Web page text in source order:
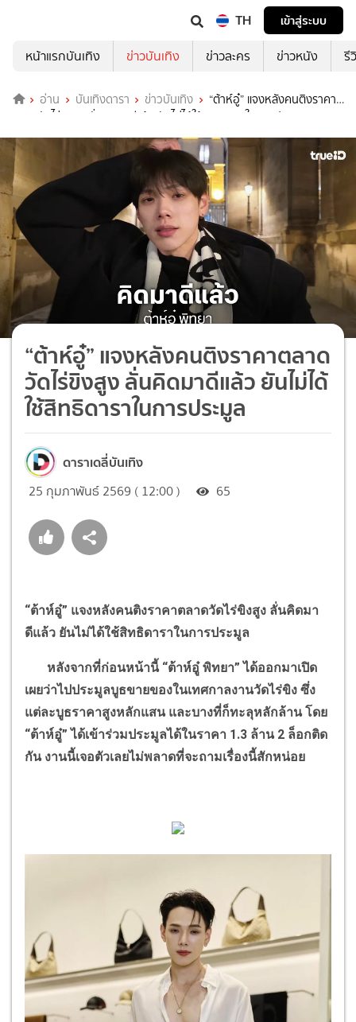
TH
เข้าสู่ระบบ
หน้าแรกบันเทิง
ข่าวบันเทิง ข่าวละคร ข่าวหนัง รี
อ่าน บันเทิงดารา ข่าวบันเทิง
“ต้าห์อู๋” แจงหลังคนติงราคา
ตลาดวัดไร่ขิงสูง ลั่นคิดมาดีแล้ว ยันไม่ได้ใช้สิทธิดาราในการประมูล
“ต้าห์อู๋” แจงหลังคนติงราคาตลาด
วัดไร่ขิงสูง ลั่นคิดมาดีแล้ว ยันไม่ได้
ใช้สิทธิดาราในการประมูล
ดาราเดลี่บันเทิง
25 กุมภาพันธ์ 2569 ( 12:00 ) 65
“ต้าห์อู๋” แจงหลังคนติงราคาตลาดวัดไร่ขิงสูง ลั่นคิดมา
ดีแล้ว ยันไม่ได้ใช้สิทธิดาราในการประมูล
หลังจากที่ก่อนหน้านี้ “ต้าห์อู๋ พิทยา”ได้ออกมาเปิด
เผยว่าไปประมูลบูธขายของในเทศกาลงานวัดไร่ขิง ซึ่ง
แต่ละบูธราคาสูงหลักแสน และบางที่ก็ทะลุหลักล้าน โดย
“ต้าห์อู๋”ได้เข้าร่วมประมูลได้ในราคา 1.3 ล้าน 2 ล็อกติด
กัน งานนี้เจอตัวเลยไม่พลาดที่จะถามเรื่องนี้สักหน่อย